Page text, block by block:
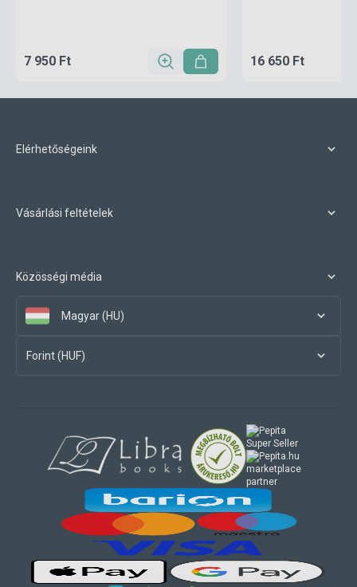
7 950 Ft 16 650 Ft
Elérhetőségeink
Vásárlási feltételek
Közösségi média
Magyar (HU)
Forint (HUF)
marketplace
partner